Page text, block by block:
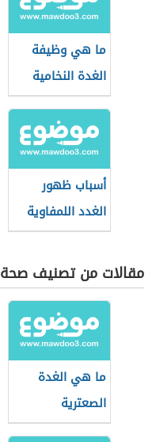
ما هي وظيفة
الغدة النخامية
أسباب ظهور
الغدد اللمفاوية
في الرقبة
مقالات من تصنيف صحة
ما هي الغدة
الصعترية